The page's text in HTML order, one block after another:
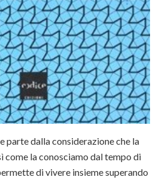
parte dalla considerazione che la
come la conosciamo dal tempo di
di vivere insieme superando